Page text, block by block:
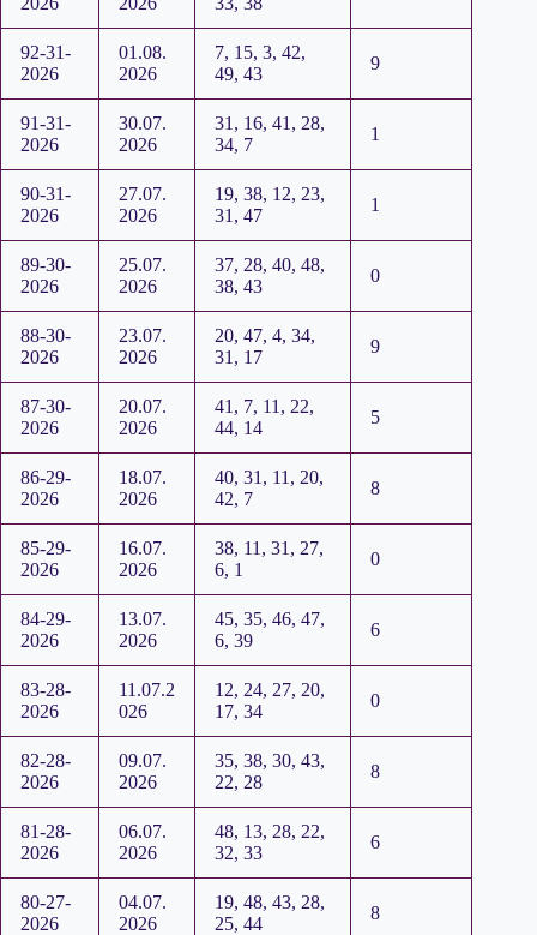
92-31-
2026
01.08.
2026
7, 15, 3, 42,
49, 43
9
91-31-
2026
30.07.
2026
31, 16, 41, 28,
34, 7
1
90-31-
2026
27.07.
2026
19, 38, 12, 23,
31, 47
1
89-30-
2026
25.07.
2026
37, 28, 40, 48,
38, 43
0
88-30-
2026
23.07.
2026
20, 47, 4, 34,
31, 17
9
87-30-
2026
20.07.
2026
41, 7, 11, 22,
44, 14
5
86-29-
2026
18.07.
2026
40, 31, 11, 20,
42, 7
8
85-29-
2026
16.07.
2026
38, 11, 31, 27,
6, 1
0
84-29-
2026
13.07.
2026
45, 35, 46, 47,
6, 39
6
83-28-
2026
11.07.2
026
12, 24, 27, 20,
17, 34
0
82-28-
2026
09.07.
2026
35, 38, 30, 43,
22, 28
8
81-28-
2026
06.07.
2026
48, 13, 28, 22,
32, 33
6
80-27-
2026
04.07.
2026
19, 48, 43, 28,
25, 44
8